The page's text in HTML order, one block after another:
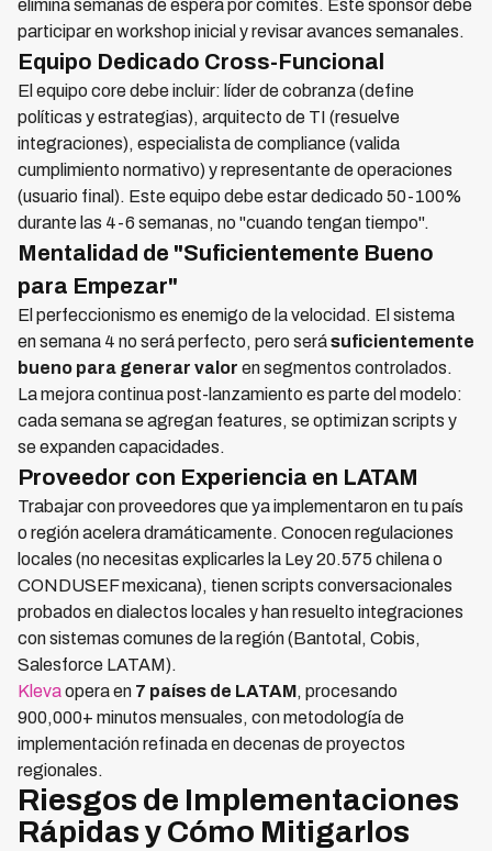
elimina semanas de espera por comités. Este sponsor debe
participar en workshop inicial y revisar avances semanales.
Equipo Dedicado Cross-Funcional
El equipo core debe incluir: líder de cobranza (define
políticas y estrategias), arquitecto de TI (resuelve
integraciones), especialista de compliance (valida
cumplimiento normativo) y representante de operaciones
(usuario final). Este equipo debe estar dedicado 50-100%
durante las 4-6 semanas, no "cuando tengan tiempo".
Mentalidad de "Suficientemente Bueno
para Empezar"
El perfeccionismo es enemigo de la velocidad. El sistema
en semana 4 no será perfecto, pero serásuficientemente
bueno para generar valor en segmentos controlados.
La mejora continua post-lanzamiento es parte del modelo:
cada semana se agregan features, se optimizan scripts y
se expanden capacidades.
Proveedor con Experiencia en LATAM
Trabajar con proveedores que ya implementaron en tu país
o región acelera dramáticamente. Conocen regulaciones
locales (no necesitas explicarles la Ley 20.575 chilena o
CONDUSEF mexicana), tienen scripts conversacionales
probados en dialectos locales y han resuelto integraciones
con sistemas comunes de la región (Bantotal, Cobis,
Salesforce LATAM).
Klevaopera en 7 países de LATAM, procesando
900,000+ minutos mensuales, con metodología de
implementación refinada en decenas de proyectos
regionales.
Riesgos de Implementaciones
Rápidas y Cómo Mitigarlos